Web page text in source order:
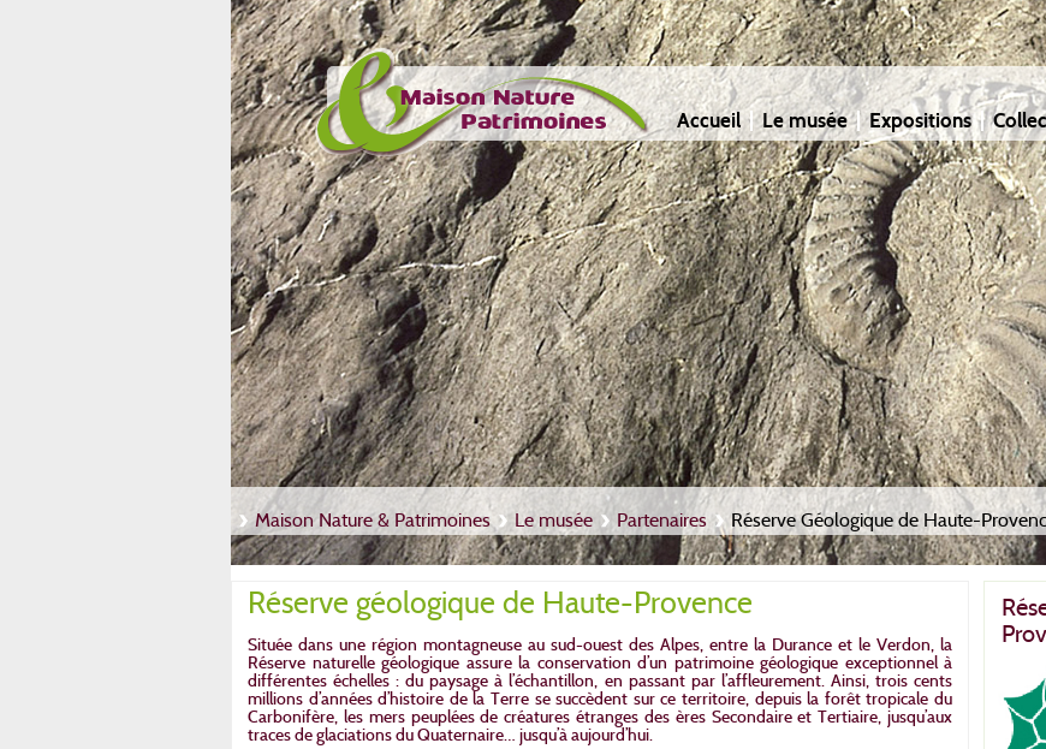
Accueil Le musée Expositions
Maison Nature & Patrimoines Le musée Partenaires Réserve Géologique de Haute-
Réserve géologique de Haute-Provence
Située dans une région montagneuse au sud-ouest des Alpes, entre la Durance et le Verdon, la
Réserve naturelle géologique assure la conservation d’un patrimoine géologique exceptionnel à
différentes échelles : du paysage à l’échantillon, en passant par l’affleurement. Ainsi, trois cents
millions d’années d’histoire de la Terre se succèdent sur ce territoire, depuis la forêt tropicale du
Carbonifère, les mers peuplées de créatures étranges des ères Secondaire et Tertiaire, jusqu’aux
traces de glaciations du Quaternaire… jusqu’à aujourd’hui.